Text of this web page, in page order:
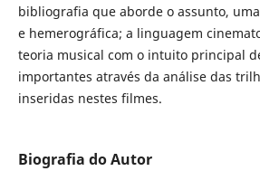
bibliografia que aborde o assunto,
e hemerográfica; a linguagem
teoria musical com o intuito principal
importantes através da análise das
inseridas nestes filmes.
Biografia do Autor